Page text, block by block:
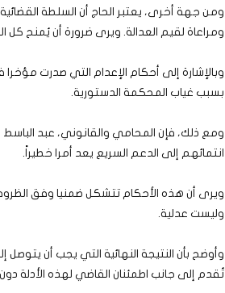
ومن جهة أخرى، يعتبر الحاج أن السلطة
ومراعاة لقيم العدالة. ويرى ضرورة أن يُمنح
بسبب غياب المحكمة الدستورية.
ومع ذلك، فإن المحامي والقانوني، عبد
انتمائهم إلى الدعم السريع يعد أمرا خطيراً.
ويرى أن هذه الأحكام تتشكل ضمنيا وفق
وليست عدلية.
وأوضح بأن النتيجة النهائية التي يجب أن
تُقدم إلى جانب اطمئنان القاضي لهذه الأدلة دون